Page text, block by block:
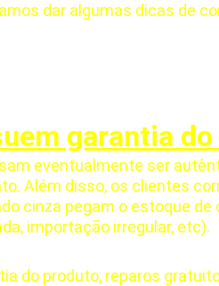
dar algumas dicas de
garantia
eventualmente ser
Além disso, os clientes
cinza pegam o estoque
importação irregular, etc).
do produto, reparos